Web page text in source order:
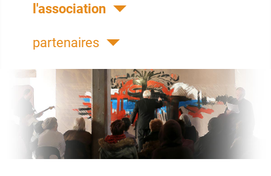
l'association
partenaires